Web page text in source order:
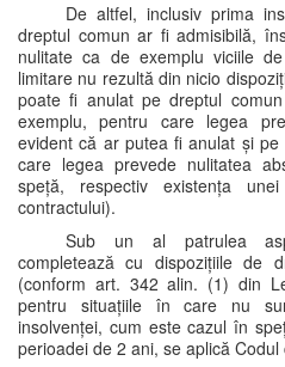
De altfel, inclusiv prima
dreptul comun ar fi admisibilă,
nulitate ca de exemplu viciile
limitare nu rezultă din nicio
poate fi anulat pe dreptul
exemplu, pentru care legea
evident că ar putea fi anulat și
care legea prevede nulitatea
speță, respectiv existența
contractului).
Sub un al patrulea
completează cu dispozițiile de
(conform art. 342 alin. (1) din
pentru situațiile în care nu
insolvenței, cum este cazul în
perioadei de 2 ani, se aplică Codul